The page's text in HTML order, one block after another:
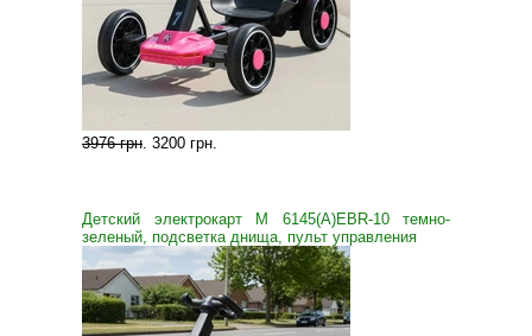
3976 грн. 3200 грн.
Детский электрокарт M 6145(A)EBR-10 темно-
зеленый, подсветка днища, пульт управления